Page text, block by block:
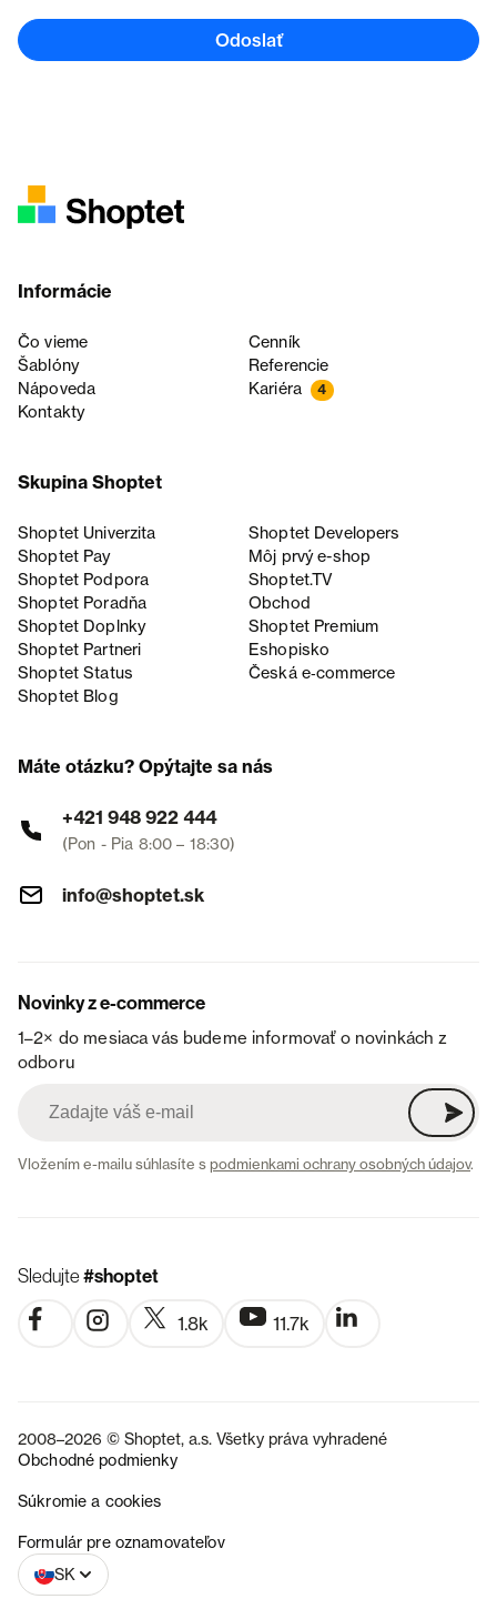
Odoslať
Informácie
Čo vieme
Cenník
Šablóny
Referencie
Nápoveda
Kariéra 4
Kontakty
Skupina Shoptet
Shoptet Univerzita
Shoptet Developers
Shoptet Pay
Môj prvý e-shop
Shoptet Podpora
Shoptet.TV
Shoptet Poradňa
Obchod
Shoptet Doplnky
Shoptet Premium
Shoptet Partneri
Eshopisko
Shoptet Status
Česká e‑commerce
Shoptet Blog
Máte otázku? Opýtajte sa nás
+421 948 922 444
(Pon - Pia 8:00 – 18:30)
info@shoptet.sk
Novinky z e-commerce
1–2× do mesiaca vás budeme informovať o novinkách z
odboru
Vložením e-mailu súhlasíte spodmienkami ochrany osobných údajov.
Sledujte#shoptet
1.8k 11.7k
2008–2026 © Shoptet, a.s. Všetky práva vyhradené
Obchodné podmienky
Súkromie a cookies
Formulár pre oznamovateľov
SK